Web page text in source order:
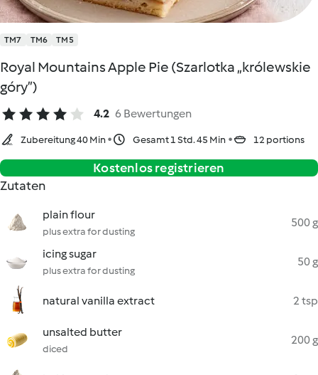
TM7 TM6 TM5
Royal Mountains Apple Pie (Szarlotka „królewskie
góry”)
4.2 6 Bewertungen
Zubereitung 40 Min Gesamt 1 Std. 45 Min 12 portions
Kostenlos registrieren
Zutaten
plain flour
plus extra for dusting
500 g
icing sugar
plus extra for dusting
50 g
natural vanilla extract 2 tsp
unsalted butter
diced
200 g